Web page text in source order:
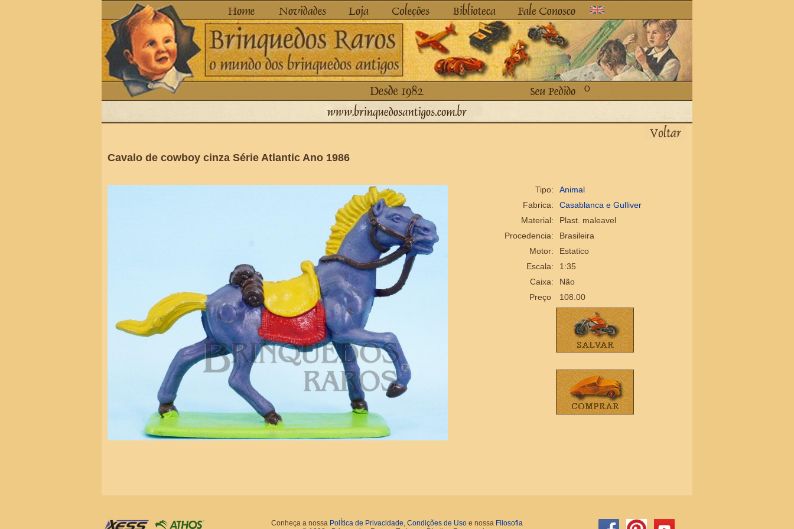
Cavalo de cowboy cinza Série Atlantic Ano 1986
Tipo:
Animal
Fabrica:
Casablanca e Gulliver
Material:
Plast. maleavel
Procedencia:
Brasileira
Motor:
Estatico
Escala:
1:35
Caixa:
Não
Preço
108.00
Conheça a nossa PolÍtica de Privacidade, Condições de Uso e nossa Filosofia